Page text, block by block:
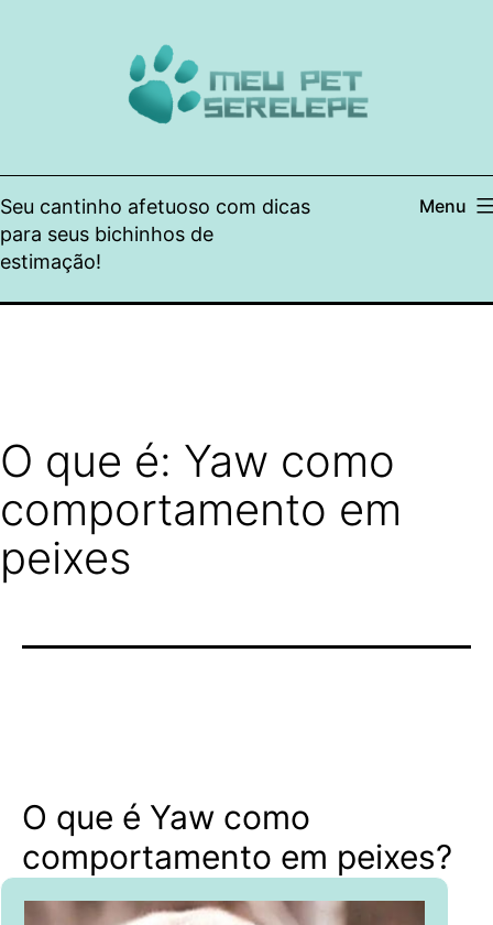
Seu cantinho afetuoso com dicas
para seus bichinhos de
estimação!
Menu
O que é: Yaw como
comportamento em
peixes
O que é Yaw como
comportamento em peixes?